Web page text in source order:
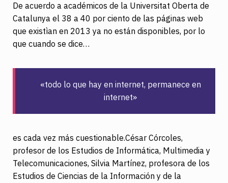
De acuerdo a académicos de la Universitat Oberta de
Catalunya el 38 a 40 por ciento de las páginas web
que existìan en 2013 ya no están disponibles, por lo
que cuando se dice…
«todo lo que hay en internet, permanece en
internet»
es cada vez más cuestionable.César Córcoles,
profesor de los Estudios de Informática, Multimedia y
Telecomunicaciones, Silvia Martínez, profesora de los
Estudios de Ciencias de la Información y de la